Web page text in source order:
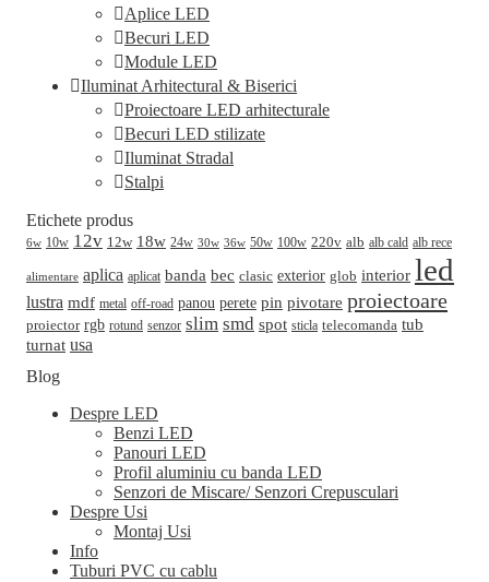
Aplice LED
Becuri LED
Module LED
Iluminat Arhitectural & Biserici
Proiectoare LED arhitecturale
Becuri LED stilizate
Iluminat Stradal
Stalpi
Etichete produs
6w 10w 12v 12w 18w 24w 30w 36w 50w 100w 220v alb alb cald alb rece
alimentare aplica aplicat banda bec clasic exterior glob interior led
lustra mdf metal off-road panou perete pin pivotare proiectoare
proiector rgb rotund senzor slim smd spot sticla telecomanda tub
turnat usa
Blog
Despre LED
Benzi LED
Panouri LED
Profil aluminiu cu banda LED
Senzori de Miscare/ Senzori Crepusculari
Despre Usi
Montaj Usi
Info
Tuburi PVC cu cablu